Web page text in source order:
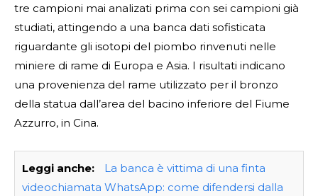
tre campioni mai analizati prima con sei campioni già
studiati, attingendo a una banca dati sofisticata
riguardante gli isotopi del piombo rinvenuti nelle
miniere di rame di Europa e Asia. I risultati indicano
una provenienza del rame utilizzato per il bronzo
della statua dall’area del bacino inferiore del Fiume
Azzurro, in Cina.
Leggi anche:
La banca è vittima di una finta
videochiamata WhatsApp: come difendersi dalla